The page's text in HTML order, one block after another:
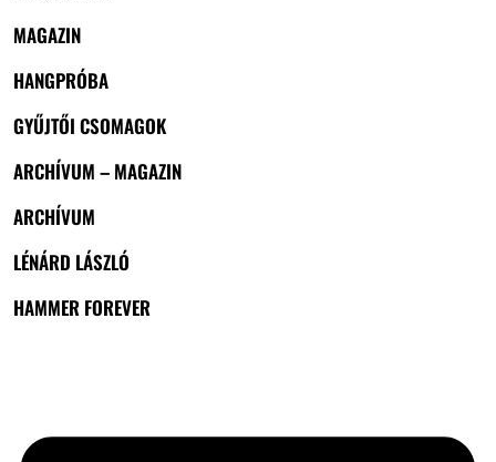
MAGAZIN
HANGPRÓBA
GYŰJTŐI CSOMAGOK
ARCHÍVUM – MAGAZIN
ARCHÍVUM
LÉNÁRD LÁSZLÓ
HAMMER FOREVER